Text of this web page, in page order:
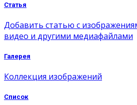
Статья
Добавить статью с
видео и другими медиафайлами
Галерея
Коллекция изображений
Список